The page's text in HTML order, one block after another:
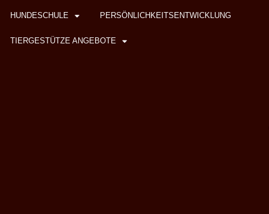
HUNDESCHULE PERSÖNLICHKEITSENTWICKLUNG
TIERGESTÜTZE ANGEBOTE